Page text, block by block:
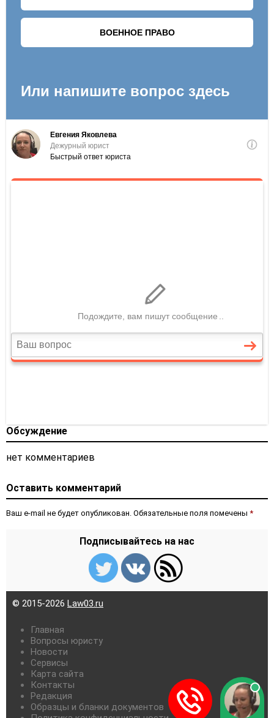
Обсуждение
нет комментариев
Оставить комментарий
Ваш e-mail не будет опубликован. Обязательные поля помечены *
Подписывайтесь на нас
© 2015-2026 Law03.ru
Главная
Вопросы юристу
Новости
Сервисы
Карта сайта
Контакты
Редакция
Образцы и бланки документов